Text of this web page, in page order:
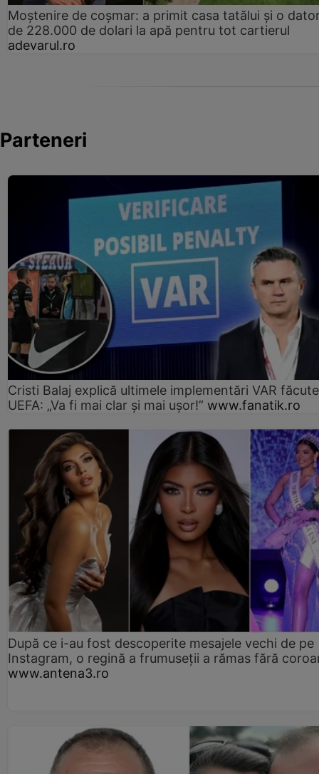
Moștenire de coșmar: a primit casa tatălui și o
de 228.000 de dolari la apă pentru tot cartierul
adevarul.ro
Parteneri
Cristi Balaj explică ultimele implementări VAR
UEFA: „Va fi mai clar și mai ușor!” www.fanatik.ro
După ce i-au fost descoperite mesajele vechi de pe
Instagram, o regină a frumuseții a rămas fără
www.antena3.ro